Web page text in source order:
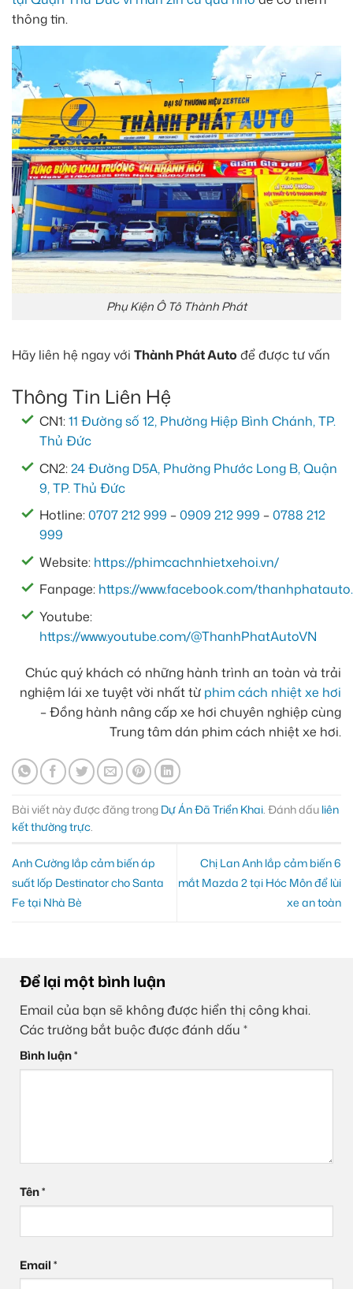
thông tin.
Phụ Kiện Ô Tô Thành Phát
Hãy liên hệ ngay với Thành Phát Auto để được tư vấn
Thông Tin Liên Hệ
CN1:11 Đường số 12, Phường Hiệp Bình Chánh, TP.
Thủ Đức
CN2:24 Đường D5A, Phường Phước Long B, Quận
9, TP. Thủ Đức
Hotline:0707 212 999 –0909 212 999 –0788 212
999
Website: https://phimcachnhietxehoi.vn/
Fanpage: https://www.facebook.com/
Youtube:
https://www.youtube.com/@ThanhPhatAutoVN
Chúc quý khách có những hành trình an toàn và trải
nghiệm lái xe tuyệt vời nhất từ phim cách nhiệt xe hơi
– Đồng hành nâng cấp xe hơi chuyên nghiệp cùng
Trung tâm dán phim cách nhiệt xe hơi.
Bài viết này được đăng trong Dự Án Đã Triển Khai . Đánh dấu liên
kết thường trực
Anh Cường lắp cảm biến áp
suất lốp Destinator cho Santa
Fe tại Nhà Bè
Chị Lan Anh lắp cảm biến 6
mắt Mazda 2 tại Hóc Môn để lùi
xe an toàn
Để lại một bình luận
Email của bạn sẽ không được hiển thị công khai.
Các trường bắt buộc được đánh dấu *
Bình luận*
Tên*
Email*